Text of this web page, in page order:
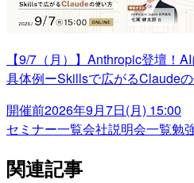
【9/7（月）】Anthropic登壇！
具体例ーSkillsで広がるClaude
開催前2026年9月7日(月) 15:00
セミナー一覧会社説明会一覧勉
関連記事